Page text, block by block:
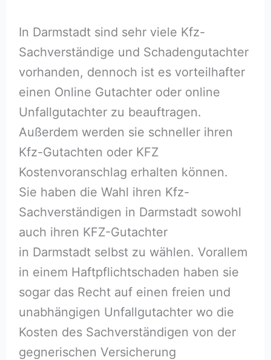
In Darmstadt sind sehr viele Kfz-
Sachverständige und Schadengutachter
vorhanden, dennoch ist es vorteilhafter
einen Online Gutachter oder online
Unfallgutachter zu beauftragen.
Außerdem werden sie schneller ihren
Kfz-Gutachten oder KFZ
Kostenvoranschlag erhalten können.
Sie haben die Wahl ihren Kfz-
Sachverständigen in Darmstadt sowohl
auch ihren KFZ-Gutachter
in Darmstadt selbst zu wählen. Vorallem
in einem Haftpflichtschaden haben sie
sogar das Recht auf einen freien und
unabhängigen Unfallgutachter wo die
Kosten des Sachverständigen von der
gegnerischen Versicherung